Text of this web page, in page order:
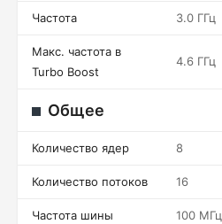
Частота 3.0 ГГц
Макс. частота в
Turbo Boost
4.6 ГГц
Общее
Количество ядер 8
Количество потоков 16
Частота шины 100 МГц